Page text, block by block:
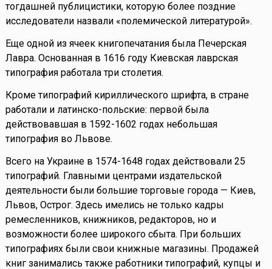
тогдашней публицистики, которую более поздние
исследователи назвали «полемической литературой».
Еще одной из ячеек книгопечатания была Печерская
Лавра. Основанная в 1616 году Киевская лаврская
типография работала три столетия.
Кроме типографий кириллического шрифта, в стране
работали и латинско-польские: первой была
действовавшая в 1592-1602 годах небольшая
типография во Львове.
Всего на Украине в 1574-1648 годах действовали 25
типографий. Главными центрами издательской
деятельности были большие торговые города — Киев,
Львов, Острог. Здесь имелись не только кадры
ремесленников, книжников, редакторов, но и
возможности более широкого сбыта. При больших
типографиях были свои книжные магазины. Продажей
книг занимались также работники типографий, купцы и